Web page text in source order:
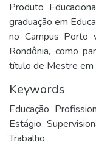
Produto
graduação em
no Campus Porto
Rondônia, como
título de Mestre em
Keywords
Educação
Estágio
Trabalho